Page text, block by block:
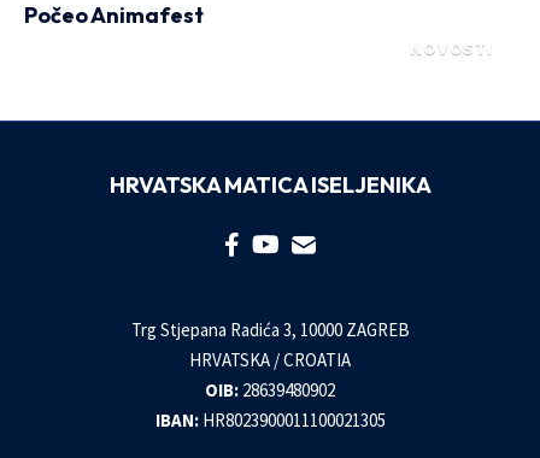
NOVOSTI
Počeo Animafest
HRVATSKA MATICA ISELJENIKA
Trg Stjepana Radića 3, 10000 ZAGREB
HRVATSKA / CROATIA
OIB: 28639480902
IBAN: HR8023900011100021305